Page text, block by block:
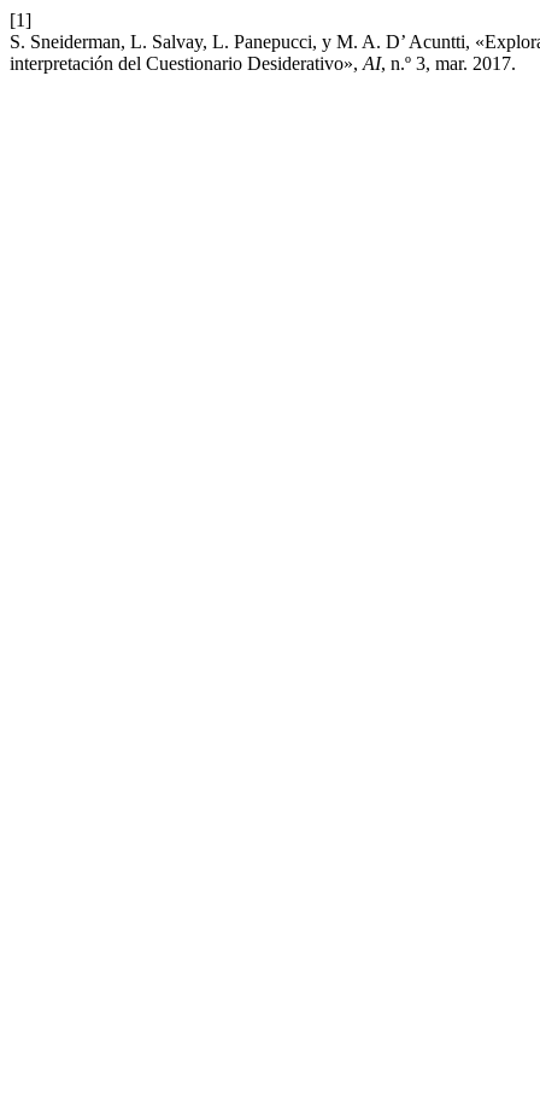
[1]
S. Sneiderman, L. Salvay, L. Panepucci, y M. A. D’ Acuntti,
interpretación del Cuestionario Desiderativo», AI, n.º 3, mar. 2017.